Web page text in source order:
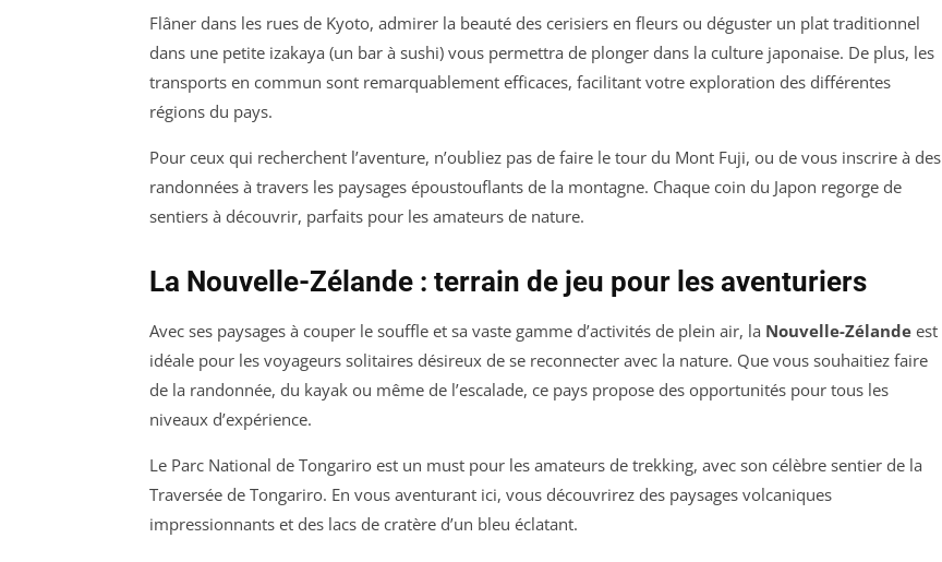
Flâner dans les rues de Kyoto, admirer la beauté des cerisiers en fleurs ou déguster un plat traditionnel
dans une petite izakaya (un bar à sushi) vous permettra de plonger dans la culture japonaise. De plus, les
transports en commun sont remarquablement efficaces, facilitant votre exploration des différentes
régions du pays.
Pour ceux qui recherchent l’aventure, n’oubliez pas de faire le tour du Mont Fuji, ou de vous inscrire à des
randonnées à travers les paysages époustouflants de la montagne. Chaque coin du Japon regorge de
sentiers à découvrir, parfaits pour les amateurs de nature.
La Nouvelle-Zélande : terrain de jeu pour les aventuriers
Avec ses paysages à couper le souffle et sa vaste gamme d’activités de plein air, la Nouvelle-Zélande est
idéale pour les voyageurs solitaires désireux de se reconnecter avec la nature. Que vous souhaitiez faire
de la randonnée, du kayak ou même de l’escalade, ce pays propose des opportunités pour tous les
niveaux d’expérience.
Le Parc National de Tongariro est un must pour les amateurs de trekking, avec son célèbre sentier de la
Traversée de Tongariro. En vous aventurant ici, vous découvrirez des paysages volcaniques
impressionnants et des lacs de cratère d’un bleu éclatant.